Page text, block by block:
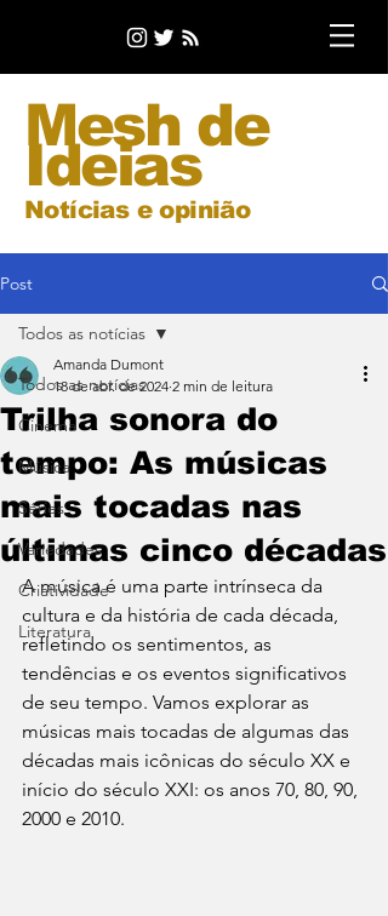
Mesh de
Ideias
Notícias e opinião
Post
Todos as notícias
Cinema
Música
Séries
Variedades
Criatividade
Literatura
Todos as notícias
Trilha sonora do
tempo: As músicas
mais tocadas nas
últimas cinco décadas
Amanda Dumont
18 de abr. de 2024 2 min de leitura
A música é uma parte intrínseca da
cultura e da história de cada década,
refletindo os sentimentos, as
tendências e os eventos significativos
de seu tempo. Vamos explorar as
músicas mais tocadas de algumas das
décadas mais icônicas do século XX e
início do século XXI: os anos 70, 80, 90,
2000 e 2010.